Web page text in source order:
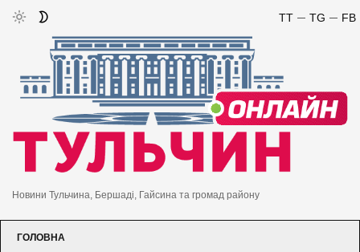
FB
TG
TT
Новини Тульчина, Бершаді, Гайсина та громад району
ГОЛОВНА